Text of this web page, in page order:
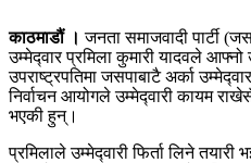
काठमाडौं । जनता समाजवादी पार्टी
उम्मेद्‍वार प्रमिला कुमारी यादवले आफ्नो
उपराष्ट्रपतिमा जसपाबाटै अर्का
निर्वाचन आयोगले उम्मेद्‍वारी कायम
भएकी हुन्।
प्रमिलाले उम्मेद्‍वारी फिर्ता लिने